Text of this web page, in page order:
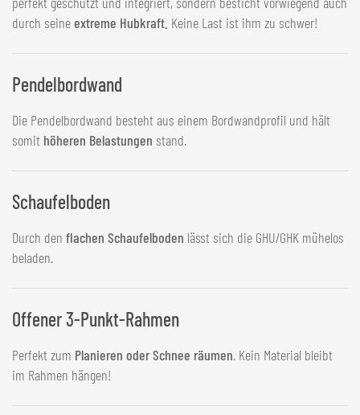
durch seineextreme Hubkraft. Keine Last ist ihm zu schwer!
Pendelbordwand
Die Pendelbordwand besteht aus einem Bordwandprofil und hält
somit höheren Belastungen stand.
Schaufelboden
Durch den flachen Schaufelboden lässt sich die GHU/GHK mühelos
beladen.
Offener 3-Punkt-Rahmen
Perfekt zum Planieren oder Schnee räumen. Kein Material bleibt
im Rahmen hängen!